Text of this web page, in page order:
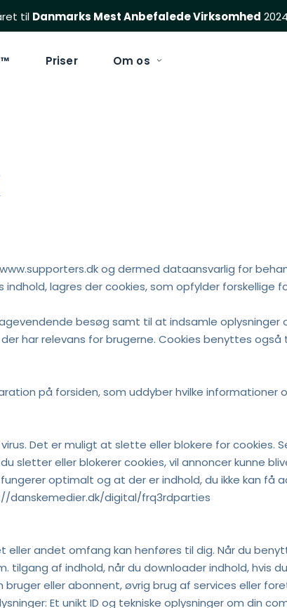
til Danmarks Mest Anbefalede Virksomhed 2024
Priser Om os
og dermed dataansvarlig for
lagres der cookies, som opfylder forskellige
besøg samt til at indsamle oplysninger
har relevans for brugerne. Cookies benyttes også
på forsiden, som uddyber hvilke
Det er muligt at slette eller blokere for cookies.
sletter eller blokerer cookies, vil annoncer kunne
optimalt og at der er indhold, du ikke kan
danskemedier.dk/digital/frq3rdparties
eller andet omfang kan henføres til dig. Når du
tilgang af indhold, når du downloader indhold, hvis
eller abonnent, øvrig brug af services eller
Et unikt ID og tekniske oplysninger om din